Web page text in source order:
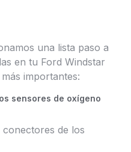
una lista paso a
en tu Ford Windstar
importantes:
sensores de oxígeno
de los